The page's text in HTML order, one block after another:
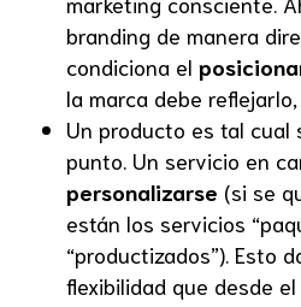
branding de manera
condiciona el
la marca debe
Un producto es tal cual
punto. Un servicio en
personalizarse (si se
están los servicios
“productizados”). Esto
flexibilidad que desde